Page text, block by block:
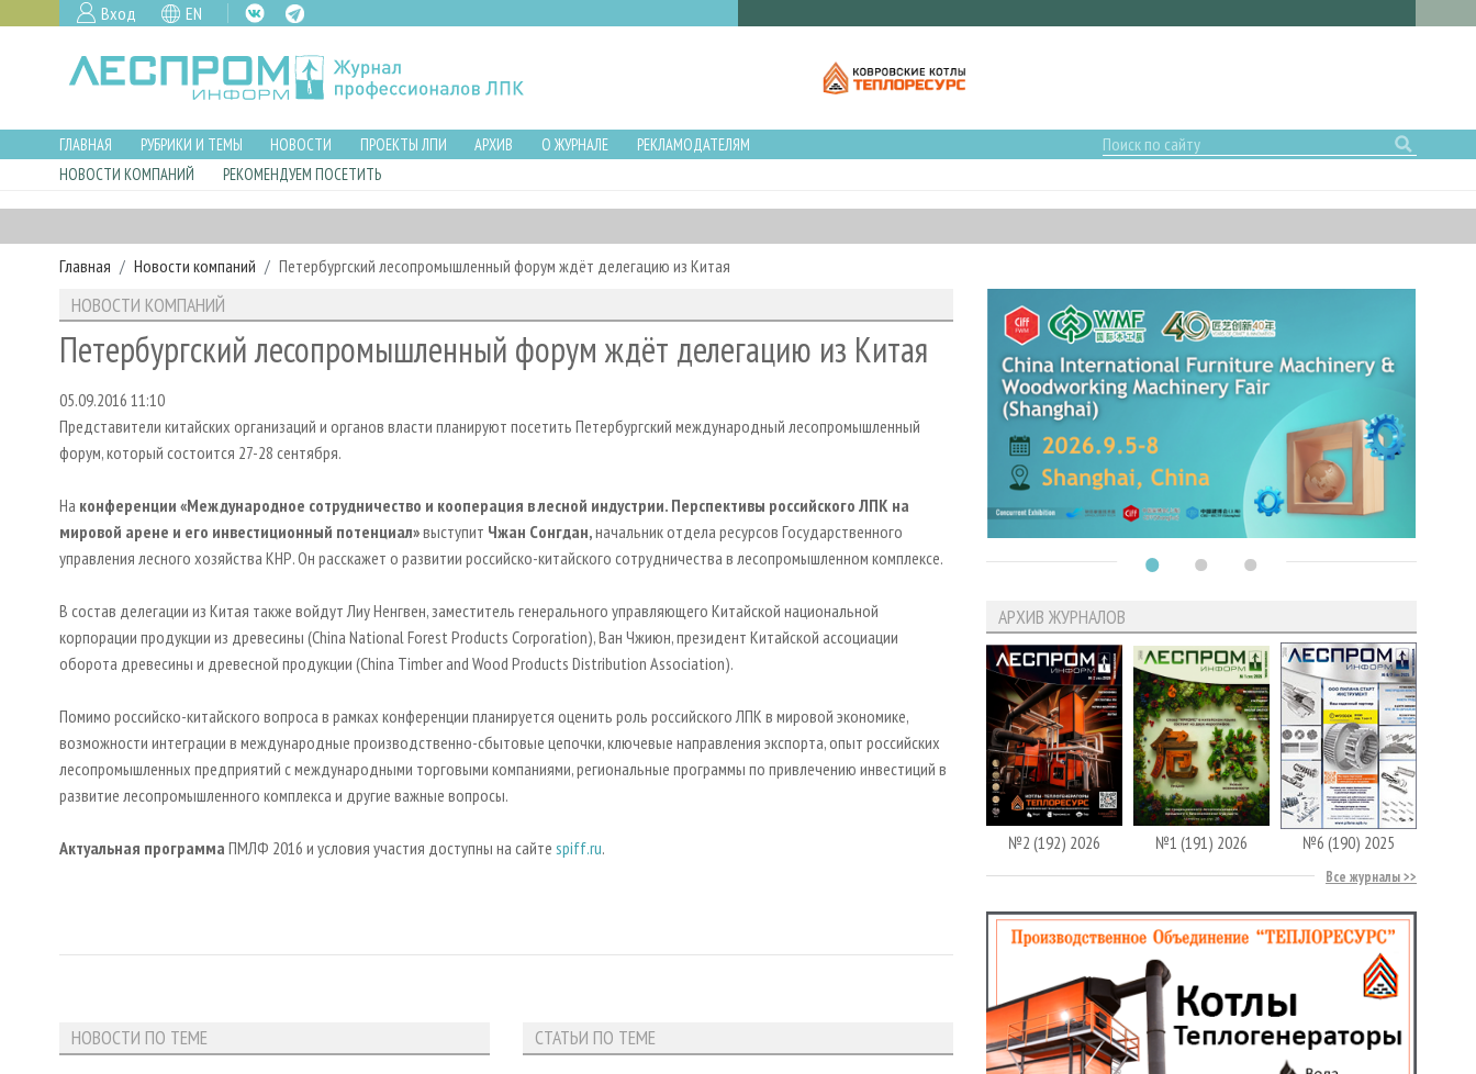
Вход EN
ГЛАВНАЯ РУБРИКИ И ТЕМЫ НОВОСТИ ПРОЕКТЫ ЛПИ АРХИВ О ЖУРНАЛЕ
РЕКЛАМОДАТЕЛЯМ
НОВОСТИ КОМПАНИЙ
РЕКОМЕНДУЕМ ПОСЕТИТЬ
Главная Новости компаний Петербургский лесопромышленный форум ждёт делегацию из Китая
НОВОСТИ КОМПАНИЙ
Петербургский лесопромышленный форум ждёт делегацию из Китая
05.09.2016 11:10
Представители китайских организаций и органов власти планируют посетить Петербургский международный лесопромышленный
форум, который состоится 27-28 сентября.
На конференции «Международное сотрудничество и кооперация в лесной индустрии. Перспективы российского ЛПК на
мировой арене и его инвестиционный потенциал»выступит Чжан Сонгдан,начальник отдела ресурсов Государственного
управления лесного хозяйства КНР. Он расскажет о развитии российско-китайского сотрудничества в лесопромышленном комплексе.
В состав делегации из Китая также войдут Лиу Ненгвен, заместитель генерального управляющего Китайской национальной
корпорации продукции из древесины (China National Forest Products Corporation), Ван Чжиюн, президент Китайской ассоциации
оборота древесины и древесной продукции (China Timber and Wood Products Distribution Association).
Помимо российско-китайского вопроса в рамках конференции планируется оценить роль российского ЛПК в мировой экономике,
возможности интеграции в международные производственно-сбытовые цепочки, ключевые направления экспорта, опыт российских
лесопромышленных предприятий с международными торговыми компаниями, региональные программы по привлечению инвестиций в
развитие лесопромышленного комплекса и другие важные вопросы.
Актуальная программа ПМЛФ 2016 и условия участия доступны на сайте spiff.ru.
НОВОСТИ ПО ТЕМЕ СТАТЬИ ПО ТЕМЕ
АРХИВ ЖУРНАЛОВ
№2 (192) 2026 №1 (191) 2026 №6 (190) 2025
Все журналы